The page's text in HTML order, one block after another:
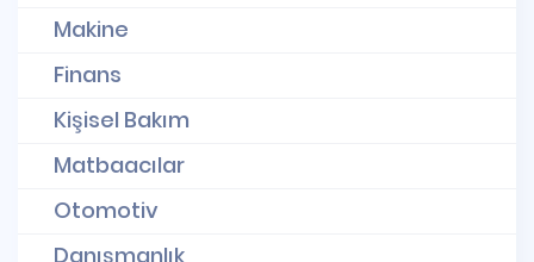
Makine
Finans
Kişisel Bakım
Matbaacılar
Otomotiv
Danışmanlık